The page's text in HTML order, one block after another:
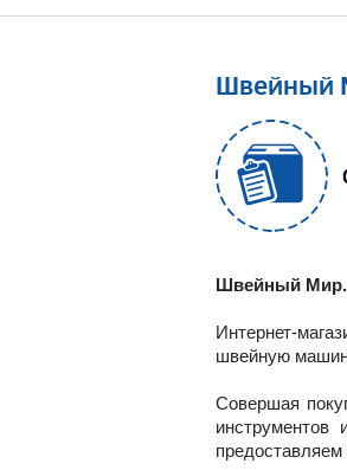
Швейный
Швейный Мир.
Интернет-
швейную
Совершая